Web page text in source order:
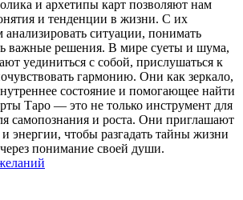
и архетипы карт позволяют нам
и тенденции в жизни. С их
ситуации, понимать
важные решения. В мире суеты и шума,
уединиться с собой, прислушаться к
гармонию. Они как зеркало,
состояние и помогающее найти
Таро — это не только инструмент для
самопознания и роста. Они приглашают
энергии, чтобы разгадать тайны жизни
понимание своей души.